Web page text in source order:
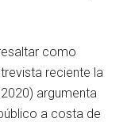
como
reciente la
argumenta
a costa de